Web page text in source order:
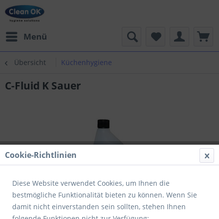
Menü
Übersicht Küchenhygiene
C-Fluid K Sauer
Cookie-Richtlinien
Diese Website verwendet Cookies, um Ihnen die
bestmögliche Funktionalität bieten zu können. Wenn Sie
damit nicht einverstanden sein sollten, stehen Ihnen